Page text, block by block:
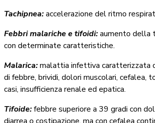
Tachipnea:accelerazione del ritmo
Febbri malariche e tifoidi:aumento della
con determinate caratteristiche.
Malarica:malattia infettiva caratterizzata
di febbre, brividi, dolori muscolari, cefalea,
casi, insufficienza renale ed epatica.
Tifoide:febbre superiore a 39 gradi con